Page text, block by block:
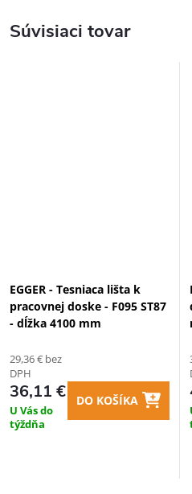
Súvisiaci tovar
EGGER - Tesniaca lišta k
pracovnej doske - F095 ST87
- dĺžka 4100 mm
29,36 € bez
DPH
36,11 €
U Vás do
týždňa
DO KOŠÍKA